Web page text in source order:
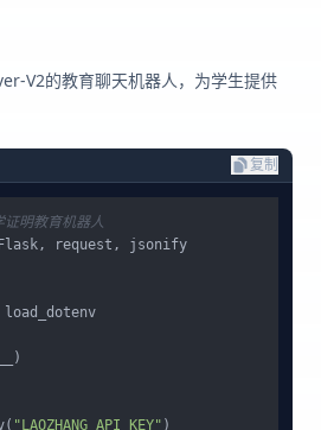
V2的教育聊天机器人，为学生提供
复制
明教育机器人
load_dotenv
"LAOZHANG_API_KEY" )